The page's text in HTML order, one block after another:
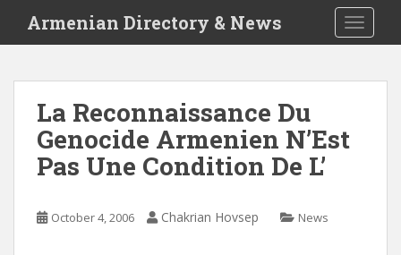
i
Armenian Directory & News
La Reconnaissance Du
Genocide Armenien N’Est
Pas Une Condition De L’
October 4, 2006 Chakrian Hovsep News